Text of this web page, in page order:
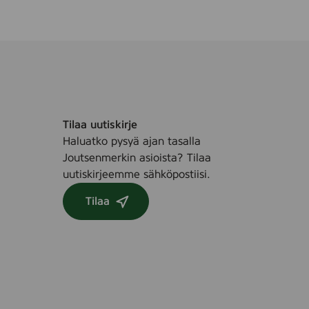
Tilaa uutiskirje
Haluatko pysyä ajan tasalla
Joutsenmerkin asioista? Tilaa
uutiskirjeemme sähköpostiisi.
Tilaa